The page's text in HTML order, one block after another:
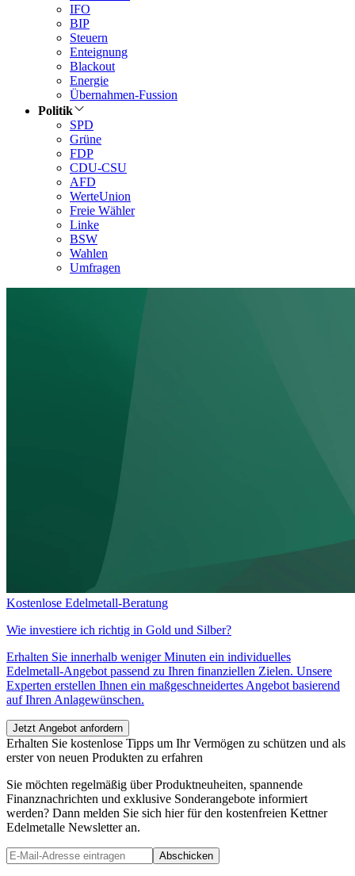
IFO
BIP
Steuern
Enteignung
Blackout
Energie
Übernahmen-Fussion
Politik
SPD
Grüne
FDP
CDU-CSU
AFD
WerteUnion
Freie Wähler
Linke
BSW
Wahlen
Umfragen
Kostenlose Edelmetall-Beratung
Wie investiere ich richtig in Gold und Silber?
Erhalten Sie innerhalb weniger Minuten ein individuelles
Edelmetall-Angebot passend zu Ihren finanziellen Zielen. Unsere
Experten erstellen Ihnen ein maßgeschneidertes Angebot basierend
auf Ihren Anlagewünschen.
Jetzt Angebot anfordern
Erhalten Sie kostenlose Tipps um Ihr Vermögen zu schützen und als
erster von neuen Produkten zu erfahren
Sie möchten regelmäßig über Produktneuheiten, spannende
Finanznachrichten und exklusive Sonderangebote informiert
werden? Dann melden Sie sich hier für den kostenfreien Kettner
Edelmetalle Newsletter an.
Abschicken